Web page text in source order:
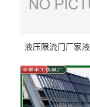
液压限流门厂家液
泰制造